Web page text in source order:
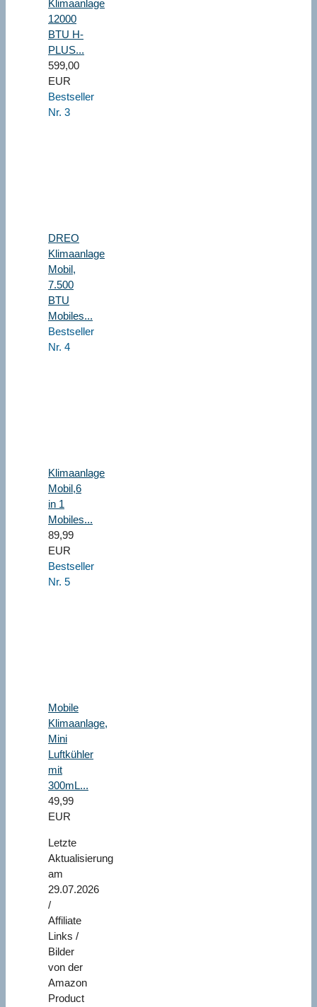
Klimaanlage
12000
BTU H-
PLUS...
599,00
EUR
Bestseller
Nr. 3
DREO
Klimaanlage
Mobil,
7.500
BTU
Mobiles...
Bestseller
Nr. 4
Klimaanlage
Mobil,6
in 1
Mobiles...
89,99
EUR
Bestseller
Nr. 5
Mobile
Klimaanlage,
Mini
Luftkühler
mit
300mL...
49,99
EUR
Letzte
Aktualisierung
am
29.07.2026
/
Affiliate
Links /
Bilder
von der
Amazon
Product